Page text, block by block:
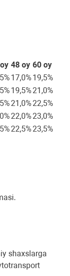
48 oy 60 oy
17,0% 19,5%
19,5% 21,0%
21,0% 22,5%
22,0% 23,0%
22,5% 23,5%
shaxslarga